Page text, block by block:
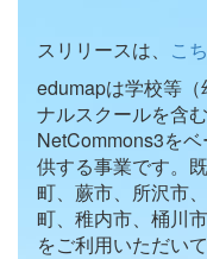
スリリースは、 こ
edumapは学校等
ナルスクールを含
NetCommons3を
供する事業です。
町、蕨市、所沢市
町、稚内市、桶川
をご利用いただいて